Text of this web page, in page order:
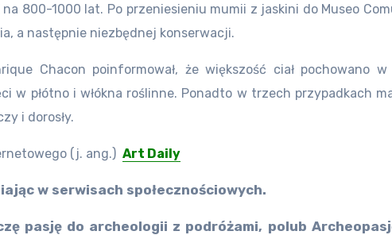
800-1000 lat. Po przeniesieniu mumii z jaskini do Museo
a następnie niezbędnej konserwacji.
Chacon poinformował, że większość ciał pochowano
w płótno i włókna roślinne. Ponadto w trzech przypadkach
i dorosły.
(j. ang.) Art Daily
w serwisach społecznościowych.
pasję do archeologii z podróżami, polub